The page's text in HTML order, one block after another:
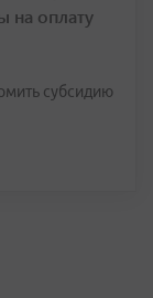
на оплату
субсидию